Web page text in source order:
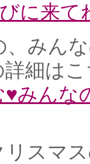
に来て
、みん
細は
みんな
リスマ